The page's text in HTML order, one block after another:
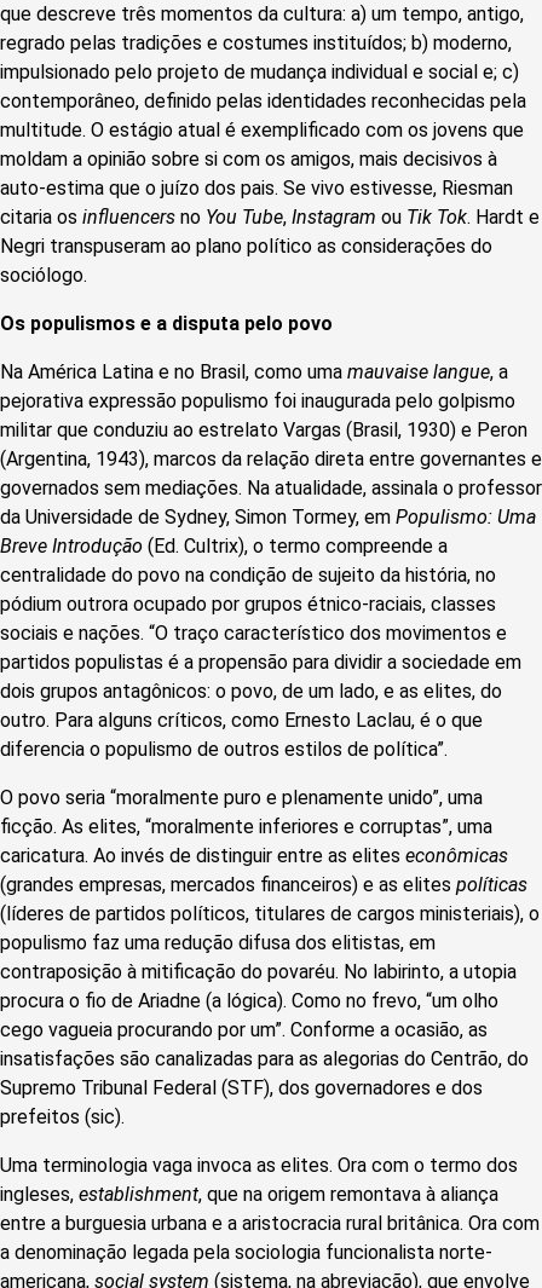
que descreve três momentos da cultura: a) um tempo, antigo,
regrado pelas tradições e costumes instituídos; b) moderno,
impulsionado pelo projeto de mudança individual e social e; c)
contemporâneo, definido pelas identidades reconhecidas pela
multitude. O estágio atual é exemplificado com os jovens que
moldam a opinião sobre si com os amigos, mais decisivos à
auto-estima que o juízo dos pais. Se vivo estivesse, Riesman
citaria os influencers no You Tube, Instagram ou Tik Tok. Hardt e
Negri transpuseram ao plano político as considerações do
sociólogo.
Os populismos e a disputa pelo povo
Na América Latina e no Brasil, como uma mauvaise langue, a
pejorativa expressão populismo foi inaugurada pelo golpismo
militar que conduziu ao estrelato Vargas (Brasil, 1930) e Peron
(Argentina, 1943), marcos da relação direta entre governantes e
governados sem mediações. Na atualidade, assinala o professor
da Universidade de Sydney, Simon Tormey, em Populismo: Uma
Breve Introdução (Ed. Cultrix), o termo compreende a
centralidade do povo na condição de sujeito da história, no
pódium outrora ocupado por grupos étnico-raciais, classes
sociais e nações. “O traço característico dos movimentos e
partidos populistas é a propensão para dividir a sociedade em
dois grupos antagônicos: o povo, de um lado, e as elites, do
outro. Para alguns críticos, como Ernesto Laclau, é o que
diferencia o populismo de outros estilos de política”.
O povo seria “moralmente puro e plenamente unido”, uma
ficção. As elites, “moralmente inferiores e corruptas”, uma
caricatura. Ao invés de distinguir entre as elites econômicas
(grandes empresas, mercados financeiros) e as elites políticas
(líderes de partidos políticos, titulares de cargos ministeriais), o
populismo faz uma redução difusa dos elitistas, em
contraposição à mitificação do povaréu. No labirinto, a utopia
procura o fio de Ariadne (a lógica). Como no frevo, “um olho
cego vagueia procurando por um”. Conforme a ocasião, as
insatisfações são canalizadas para as alegorias do Centrão, do
Supremo Tribunal Federal (STF), dos governadores e dos
prefeitos (sic).
Uma terminologia vaga invoca as elites. Ora com o termo dos
ingleses, establishment, que na origem remontava à aliança
entre a burguesia urbana e a aristocracia rural britânica. Ora com
a denominação legada pela sociologia funcionalista norte-
americana, social system (sistema, na abreviação), que envolve